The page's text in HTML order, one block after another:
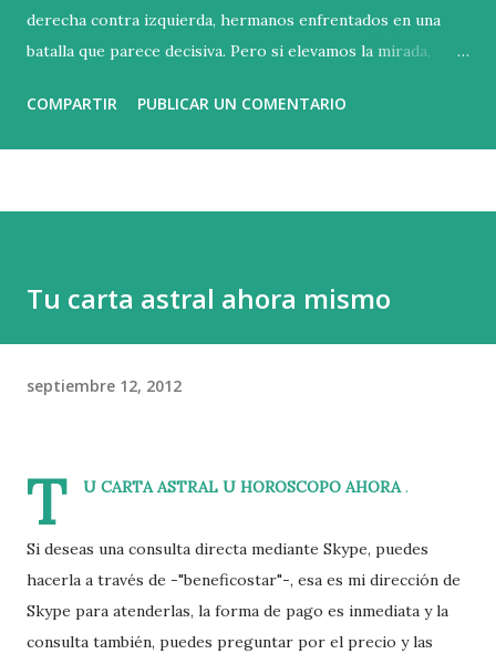
derecha contra izquierda, hermanos enfrentados en una
batalla que parece decisiva. Pero si elevamos la mirada,
esencial se libra arriba, en las alturas donde se concentra la
y el 0,01 % , una élite diminuta, acumula fortunas capaces
crea. El peligro proviene de la plutocracia , esa forma de
COMPARTIR PUBLICAR UN COMENTARIO
Tu carta astral ahora mismo
septiembre 12, 2012
T U CARTA ASTRAL U HOROSCOPO AHORA.
Si deseas una consulta directa mediante Skype, puedes
hacerla a través de -"beneficostar"-, esa es mi dirección de
Skype para atenderlas, la forma de pago es inmediata y la
consulta también, puedes preguntar por el precio y las